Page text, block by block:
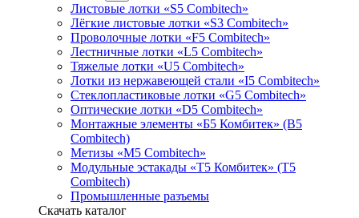
Листовые лотки «S5 Combitech»
Лёгкие листовые лотки «S3 Combitech»
Проволочные лотки «F5 Combitech»
Лестничные лотки «L5 Combitech»
Тяжелые лотки «U5 Combitech»
Лотки из нержавеющей стали «I5 Combitech»
Стеклопластиковые лотки «G5 Combitech»
Оптические лотки «D5 Combitech»
Монтажные элементы «Б5 Комбитек» (B5
Combitech)
Метизы «M5 Combitech»
Модульные эстакады «Т5 Комбитек» (T5
Combitech)
Промышленные разъемы
Скачать каталог